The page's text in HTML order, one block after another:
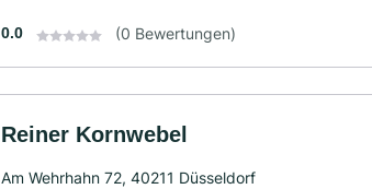
0.0 (0 Bewertungen)
Reiner Kornwebel
Am Wehrhahn 72, 40211 Düsseldorf